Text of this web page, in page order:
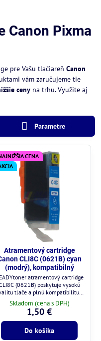
Canon Pixma
pre Vašu tlačiareň Canon
vám zaručujeme tie
ceny na trhu. Využite aj
Parametre
CENA
Atramentový cartridge
CLI8C (0621B) cyan
(modrý), kompatibilný
atramentový cartridge
(0621B) poskytuje vysokú
tlače a plnú kompatibilitu s
tlačiarňami Canon.
Skladom (cena s DPH)
1,50 €
Do košíka